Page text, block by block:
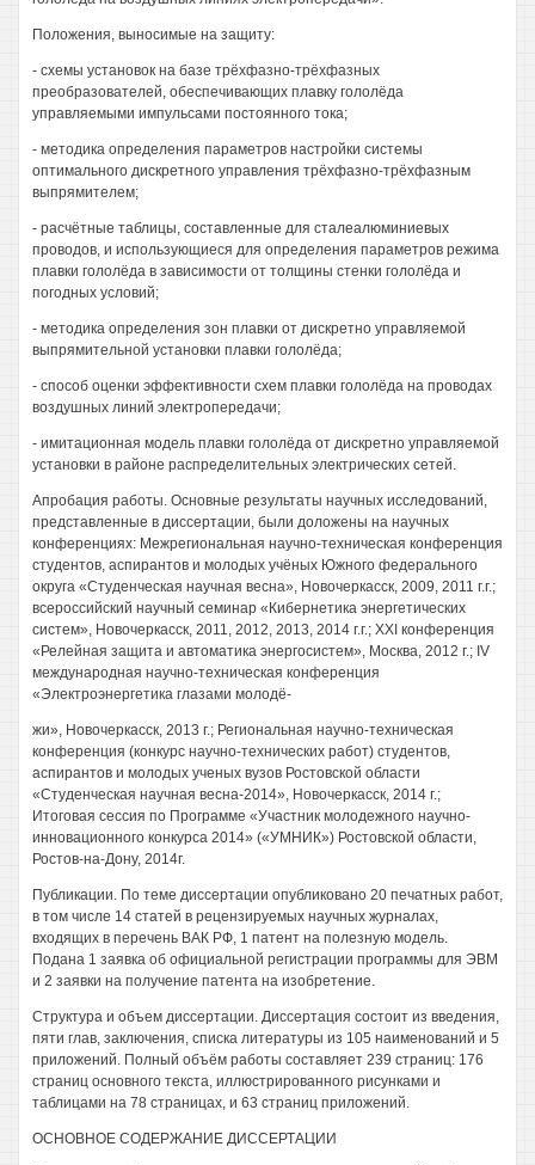
Положения, выносимые на защиту:
- схемы установок на базе трёхфазно-трёхфазных
преобразователей, обеспечивающих плавку гололёда
управляемыми импульсами постоянного тока;
- методика определения параметров настройки системы
оптимального дискретного управления трёхфазно-трёхфазным
выпрямителем;
- расчётные таблицы, составленные для сталеалюминиевых
проводов, и использующиеся для определения параметров режима
плавки гололёда в зависимости от толщины стенки гололёда и
погодных условий;
- методика определения зон плавки от дискретно управляемой
выпрямительной установки плавки гололёда;
- способ оценки эффективности схем плавки гололёда на проводах
воздушных линий электропередачи;
- имитационная модель плавки гололёда от дискретно управляемой
установки в районе распределительных электрических сетей.
Апробация работы. Основные результаты научных исследований,
представленные в диссертации, были доложены на научных
конференциях: Межрегиональная научно-техническая конференция
студентов, аспирантов и молодых учёных Южного федерального
округа «Студенческая научная весна», Новочеркасск, 2009, 2011 г.г.;
всероссийский научный семинар «Кибернетика энергетических
систем», Новочеркасск, 2011, 2012, 2013, 2014 г.г.; XXI конференция
«Релейная защита и автоматика энергосистем», Москва, 2012 г.; IV
международная научно-техническая конференция
«Электроэнергетика глазами молодё-
жи», Новочеркасск, 2013 г.; Региональная научно-техническая
конференция (конкурс научно-технических работ) студентов,
аспирантов и молодых ученых вузов Ростовской области
«Студенческая научная весна-2014», Новочеркасск, 2014 г.;
Итоговая сессия по Программе «Участник молодежного научно-
инновационного конкурса 2014» («УМНИК») Ростовской области,
Ростов-на-Дону, 2014г.
Публикации. По теме диссертации опубликовано 20 печатных работ,
в том числе 14 статей в рецензируемых научных журналах,
входящих в перечень ВАК РФ, 1 патент на полезную модель.
Подана 1 заявка об официальной регистрации программы для ЭВМ
и 2 заявки на получение патента на изобретение.
Структура и объем диссертации. Диссертация состоит из введения,
пяти глав, заключения, списка литературы из 105 наименований и 5
приложений. Полный объём работы составляет 239 страниц: 176
страниц основного текста, иллюстрированного рисунками и
таблицами на 78 страницах, и 63 страниц приложений.
ОСНОВНОЕ СОДЕРЖАНИЕ ДИССЕРТАЦИИ